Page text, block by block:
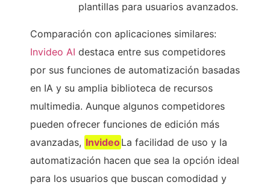
plantillas para usuarios avanzados.
Comparación con aplicaciones similares:
Invideo AI destaca entre sus competidores
por sus funciones de automatización basadas
en IA y su amplia biblioteca de recursos
multimedia. Aunque algunos competidores
pueden ofrecer funciones de edición más
avanzadas, InvideoLa facilidad de uso y la
automatización hacen que sea la opción ideal
para los usuarios que buscan comodidad y